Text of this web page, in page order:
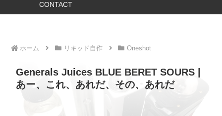
CONTACT
ホーム リキッド自作 Oneshot
Generals Juices BLUE BERET SOURS |
あー、これ、あれだ、その、あれだ